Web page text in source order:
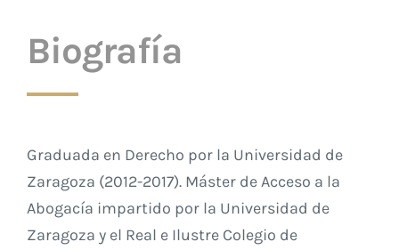
Biografía
Graduada en Derecho por la Universidad de
Zaragoza (2012-2017). Máster de Acceso a la
Abogacía impartido por la Universidad de
Zaragoza y el Real e Ilustre Colegio de